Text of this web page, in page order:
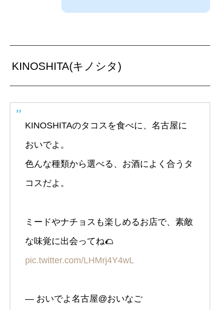
KINOSHITA(キノシタ)
KINOSHITAのタコスを食べに、名古屋に
おいでよ。
色んな種類から選べる、お酒によく合うタ
コスだよ。
ミードやナチョスも楽しめるお店で、素敵
な味覚に出会ってね🌮
pic.twitter.com/LHMrj4Y4wL
— おいでよ名古屋@おいなご